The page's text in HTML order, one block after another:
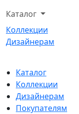
Каталог
Коллекции
Дизайнерам
Каталог
Коллекции
Дизайнерам
Покупателям